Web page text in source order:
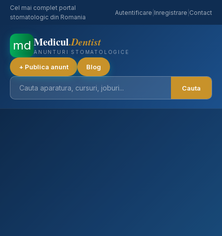
Cel mai complet portal
stomatologic din Romania
Autentificare Inregistrare Contact
md Medicul.Dentist
ANUNTURI STOMATOLOGICE
Cauta
+ Publica anunt Blog